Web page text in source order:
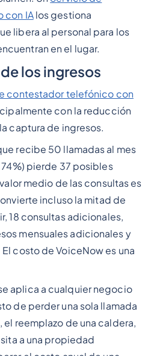
con IAlos gestiona
libera al personal para los
en el lugar.
los ingresos
contestador telefónico con
con la reducción
captura de ingresos.
recibe 50 llamadas al mes
pierde 37 posibles
medio de las consultas es
incluso la mitad de
18 consultas adicionales,
mensuales adicionales y
costo de VoiceNow es una
aplica a cualquier negocio
de perder una sola llamada
reemplazo de una caldera,
a una propiedad